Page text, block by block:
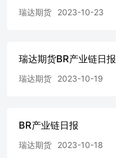
瑞达期货 2023-10-23
瑞达期货BR产业链日报
瑞达期货 2023-10-19
BR产业链日报
瑞达期货 2023-10-18